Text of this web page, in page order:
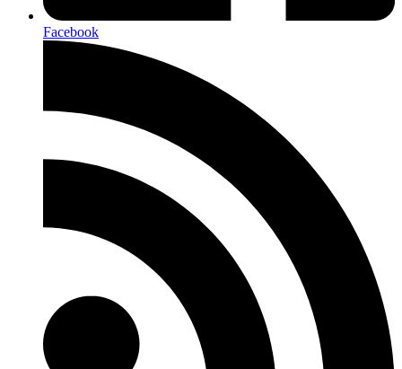
Facebook